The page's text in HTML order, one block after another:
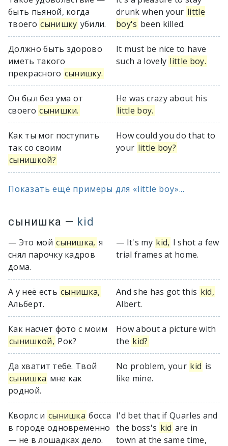
быть пьяной, когда
твоего сынишку убили.
drunk when your little
boy's been killed.
Должно быть здорово
иметь такого
прекрасного сынишку.
It must be nice to have
such a lovely little boy.
Он был без ума от
своего сынишки.
He was crazy about his
little boy.
Как ты мог поступить
так со своим
сынишкой?
How could you do that to
your little boy?
Показать ещё примеры для «little boy»...
сынишка — kid
— Это мой сынишка, я
снял парочку кадров
дома.
— It's my kid, I shot a few
trial frames at home.
А у неё есть сынишка,
Альберт.
And she has got this kid,
Albert.
Как насчет фото с моим
сынишкой, Рок?
How about a picture with
the kid?
Да хватит тебе. Твой
сынишка мне как
родной.
No problem, your kid is
like mine.
Кворлс и сынишка босса
в городе одновременно
— не в лошадках дело.
I'd bet that if Quarles and
the boss's kid are in
town at the same time,